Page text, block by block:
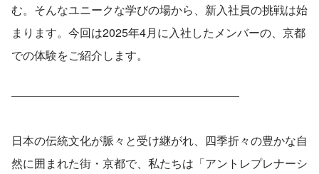
む。そんなユニークな学びの場から、新入社員の挑戦は始
まります。今回は2025年4月に入社したメンバーの、京都
での体験をご紹介します。
――――――――――――――――――――
日本の伝統文化が脈々と受け継がれ、四季折々の豊かな自
然に囲まれた街・京都で、私たちは「アントレプレナーシ